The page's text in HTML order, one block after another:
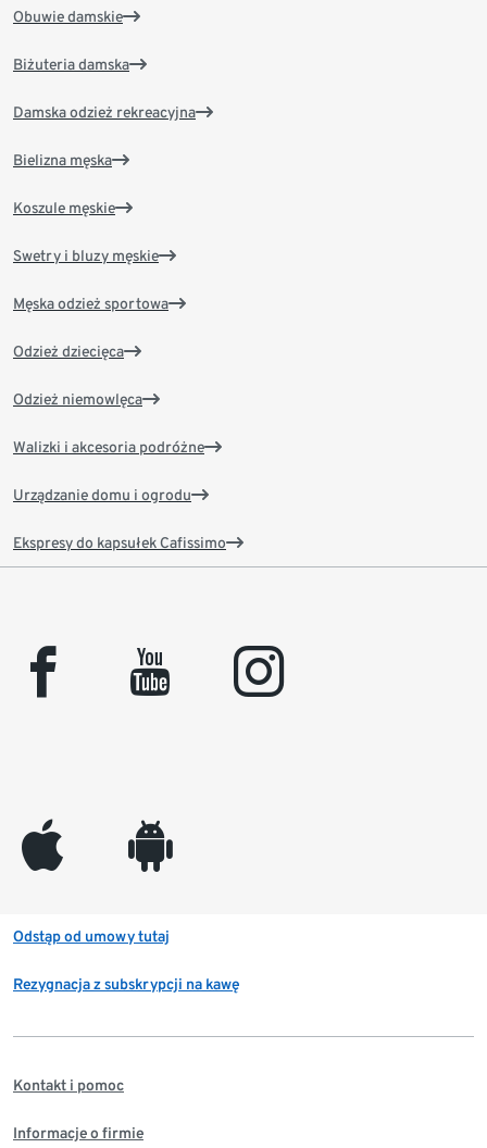
Obuwie damskie
Biżuteria damska
Damska odzież rekreacyjna
Bielizna męska
Koszule męskie
Swetry i bluzy męskie
Męska odzież sportowa
Odzież dziecięca
Odzież niemowlęca
Walizki i akcesoria podróżne
Urządzanie domu i ogrodu
Ekspresy do kapsułek Cafissimo
facebook youtube instagram
appleinc android
Odstąp od umowy tutaj
Rezygnacja z subskrypcji na kawę
Kontakt i pomoc
Informacje o firmie